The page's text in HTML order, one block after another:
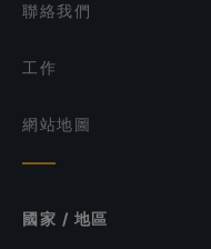
聯絡我們
工作
網站地圖
國家 / 地區